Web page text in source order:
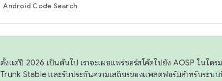
Android Code Search
ตั้งแต่ปี 2026 เป็นต้นไป เราจะเผยแพร่ซอร์สโค้ดไปยัง AOSP ในไ
Trunk Stable และรับประกันความเสถียรของแพลตฟอร์มสำหรับระบบ